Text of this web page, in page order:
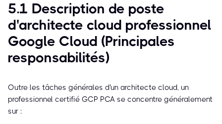
5.1 Description de poste
d'architecte cloud professionnel
Google Cloud (Principales
responsabilités)
Outre les tâches générales d'un architecte cloud, un
professionnel certifié GCP PCA se concentre généralement
sur :